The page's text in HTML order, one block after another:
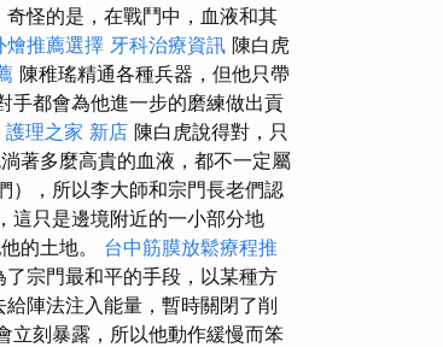
怪的是，在戰鬥中，血液和其
燴推薦選擇 牙科治療資訊 陳白虎
陳稚瑤精通各種兵器，但他只帶
手都會為他進一步的磨練做出貢
護理之家 新店 陳白虎說得對，只
著多麼高貴的血液，都不一定屬
），所以李大師和宗門長老們認
這只是邊境附近的一小部分地
的土地。 台中筋膜放鬆療程推
宗門最和平的手段，以某種方
陣法注入能量，暫時關閉了削
立刻暴露，所以他動作緩慢而笨